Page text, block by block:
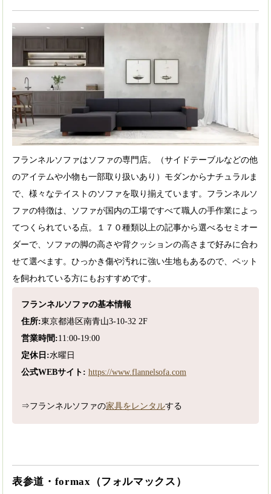
フランネルソファはソファの専門店。（サイドテーブルなどの他
のアイテムや小物も一部取り扱いあり）モダンからナチュラルま
で、様々なテイストのソファを取り揃えています。フランネルソ
ファの特徴は、ソファが国内の工場ですべて職人の手作業によっ
てつくられている点。１７０種類以上の記事から選べるセミオー
ダーで、ソファの脚の高さや背クッションの高さまで好みに合わ
せて選べます。ひっかき傷や汚れに強い生地もあるので、ペット
を飼われている方にもおすすめです。
フランネルソファの基本情報
住所:東京都港区南青山3-10-32 2F
営業時間:11:00-19:00
定休日:水曜日
公式WEBサイト: https://www.flannelsofa.com
⇒フランネルソファの家具をレンタルする
表参道・formax（フォルマックス）